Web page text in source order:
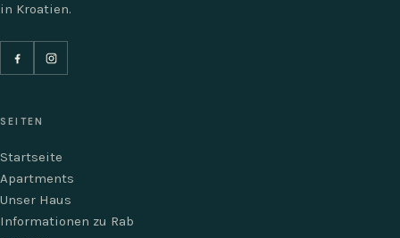
in Kroatien.
SEITEN
Startseite
Apartments
Unser Haus
Informationen zu Rab